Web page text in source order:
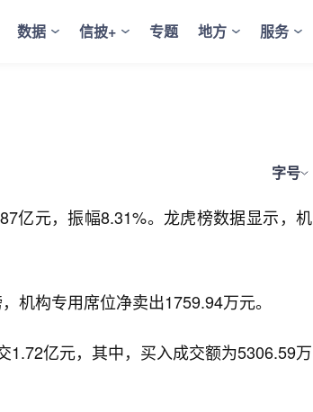
数据 信披+ 专题 地方 服务
字号
亿元，振幅8.31%。龙虎榜数据显示，机
机构专用席位净卖出1759.94万元。
1.72亿元，其中，买入成交额为5306.59万